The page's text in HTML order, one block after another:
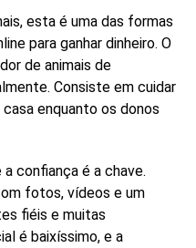
esta é uma das formas
para ganhar dinheiro. O
de animais de
Consiste em cuidar
enquanto os donos
confiança é a chave.
fotos, vídeos e um
fiéis e muitas
é baixíssimo, e a